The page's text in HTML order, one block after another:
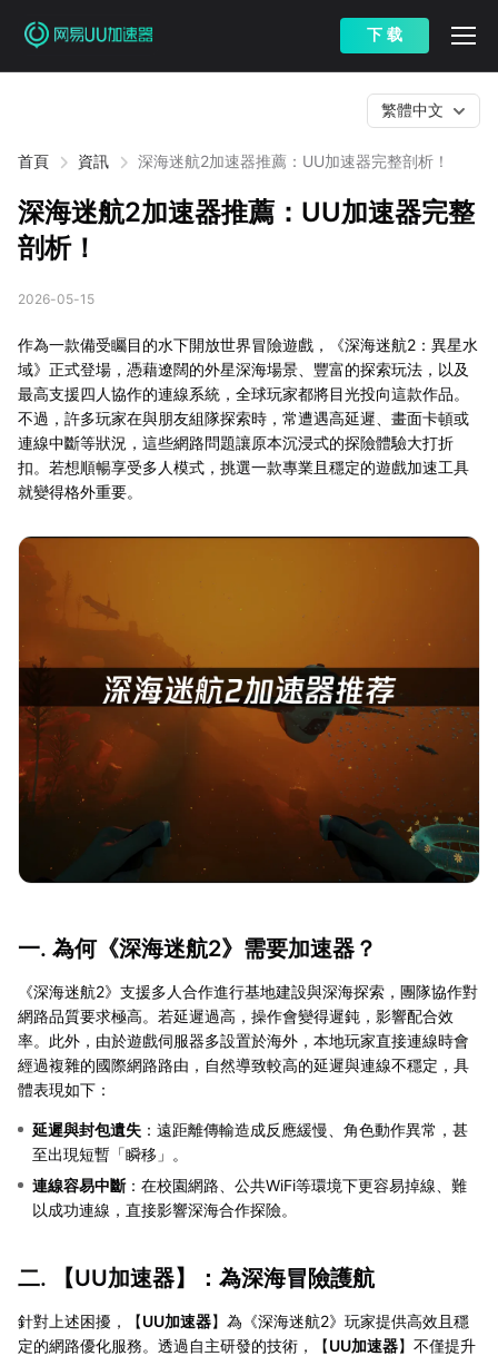
下 载
首頁 資訊 深海迷航2加速器推薦：UU加速器完整剖析！
繁體中文
深海迷航2加速器推薦：UU加速器完整
剖析！
2026-05-15
作為一款備受矚目的水下開放世界冒險遊戲，《深海迷航2：異星水
域》正式登場，憑藉遼闊的外星深海場景、豐富的探索玩法，以及
最高支援四人協作的連線系統，全球玩家都將目光投向這款作品。
不過，許多玩家在與朋友組隊探索時，常遭遇高延遲、畫面卡頓或
連線中斷等狀況，這些網路問題讓原本沉浸式的探險體驗大打折
扣。若想順暢享受多人模式，挑選一款專業且穩定的遊戲加速工具
就變得格外重要。
一. 為何《深海迷航2》需要加速器？
《深海迷航2》支援多人合作進行基地建設與深海探索，團隊協作對
網路品質要求極高。若延遲過高，操作會變得遲鈍，影響配合效
率。此外，由於遊戲伺服器多設置於海外，本地玩家直接連線時會
經過複雜的國際網路路由，自然導致較高的延遲與連線不穩定，具
體表現如下：
延遲與封包遺失 ：遠距離傳輸造成反應緩慢、角色動作異常，甚
至出現短暫「瞬移」。
連線容易中斷：在校園網路、公共WiFi等環境下更容易掉線、難
以成功連線，直接影響深海合作探險。
二. 【UU加速器】：為深海冒險護航
針對上述困擾，【UU加速器】為《深海迷航2》玩家提供高效且穩
定的網路優化服務。透過自主研發的技術，【UU加速器】不僅提升